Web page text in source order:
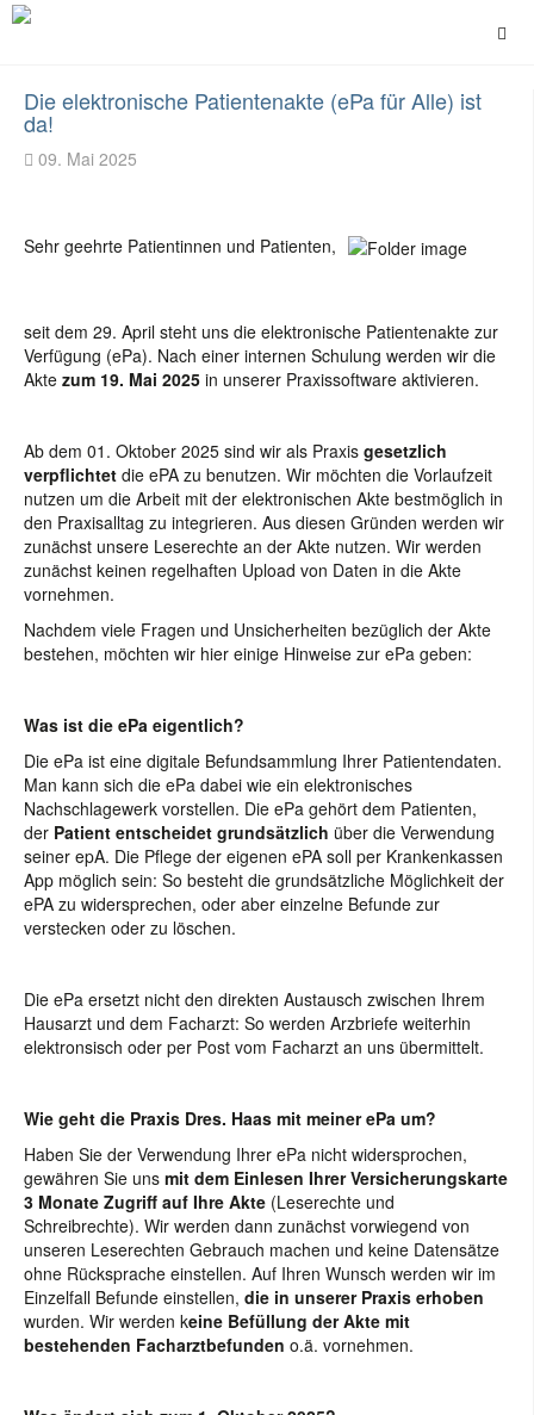
Die elektronische Patientenakte (ePa für Alle) ist
da!
09. Mai 2025
Sehr geehrte Patientinnen und Patienten,
seit dem 29. April steht uns die elektronische Patientenakte zur
Verfügung (ePa). Nach einer internen Schulung werden wir die
Akte zum 19. Mai 2025 in unserer Praxissoftware aktivieren.
Ab dem 01. Oktober 2025 sind wir als Praxis gesetzlich
verpflichtet die ePA zu benutzen. Wir möchten die Vorlaufzeit
nutzen um die Arbeit mit der elektronischen Akte bestmöglich in
den Praxisalltag zu integrieren. Aus diesen Gründen werden wir
zunächst unsere Leserechte an der Akte nutzen. Wir werden
zunächst keinen regelhaften Upload von Daten in die Akte
vornehmen.
Nachdem viele Fragen und Unsicherheiten bezüglich der Akte
bestehen, möchten wir hier einige Hinweise zur ePa geben:
Was ist die ePa eigentlich?
Die ePa ist eine digitale Befundsammlung Ihrer Patientendaten.
Man kann sich die ePa dabei wie ein elektronisches
Nachschlagewerk vorstellen. Die ePa gehört dem Patienten,
der Patient entscheidet grundsätzlich über die Verwendung
seiner epA. Die Pflege der eigenen ePA soll per Krankenkassen
App möglich sein: So besteht die grundsätzliche Möglichkeit der
ePA zu widersprechen, oder aber einzelne Befunde zur
verstecken oder zu löschen.
Die ePa ersetzt nicht den direkten Austausch zwischen Ihrem
Hausarzt und dem Facharzt: So werden Arzbriefe weiterhin
elektronsisch oder per Post vom Facharzt an uns übermittelt.
Wie geht die Praxis Dres. Haas mit meiner ePa um?
Haben Sie der Verwendung Ihrer ePa nicht widersprochen,
gewähren Sie uns mit dem Einlesen Ihrer Versicherungskarte
3 Monate Zugriff auf Ihre Akte (Leserechte und
Schreibrechte). Wir werden dann zunächst vorwiegend von
unseren Leserechten Gebrauch machen und keine Datensätze
ohne Rücksprache einstellen. Auf Ihren Wunsch werden wir im
Einzelfall Befunde einstellen, die in unserer Praxis erhoben
wurden. Wir werden keine Befüllung der Akte mit
bestehenden Facharztbefunden o.ä. vornehmen.